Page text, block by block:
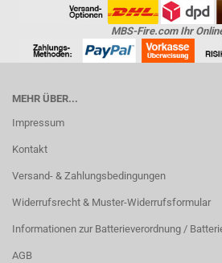
MBS-Fire.com Ihr
MEHR ÜBER...
Impressum
Kontakt
Versand- & Zahlungsbedingungen
Widerrufsrecht & Muster-Widerrufsformular
Informationen zur Batterieverordnung /
AGB